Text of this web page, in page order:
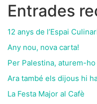
Entrades
12 anys de l’Espai
Any nou, nova carta!
Per Palestina, aturem-ho
Ara també els dijous hi
La Festa Major al Cafè